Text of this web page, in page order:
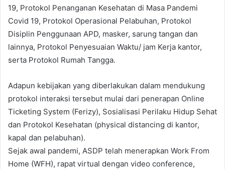
19, Protokol Penanganan Kesehatan di Masa Pandemi
Covid 19, Protokol Operasional Pelabuhan, Protokol
Disiplin Penggunaan APD, masker, sarung tangan dan
lainnya, Protokol Penyesuaian Waktu/ jam Kerja kantor,
serta Protokol Rumah Tangga.
Adapun kebijakan yang diberlakukan dalam mendukung
protokol interaksi tersebut mulai dari penerapan Online
Ticketing System (Ferizy), Sosialisasi Perilaku Hidup Sehat
dan Protokol Kesehatan (physical distancing di kantor,
kapal dan pelabuhan).
Sejak awal pandemi, ASDP telah menerapkan Work From
Home (WFH), rapat virtual dengan video conference,